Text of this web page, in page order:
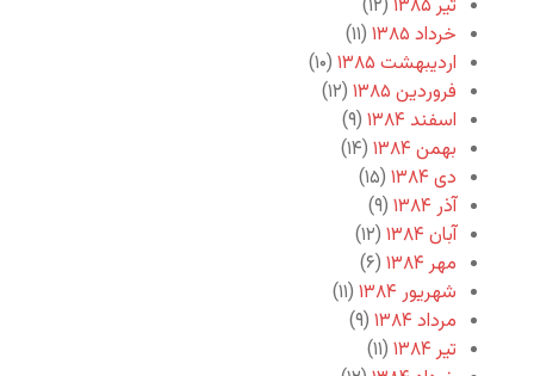
تیر ۱۳۸۵
(۱۲)
خرداد ۱۳۸۵
(۱۱)
اردیبهشت ۱۳۸۵
(۱۰)
فروردین ۱۳۸۵
(۱۲)
اسفند ۱۳۸۴
(۹)
بهمن ۱۳۸۴
(۱۴)
دی ۱۳۸۴
(۱۵)
آذر ۱۳۸۴
(۹)
آبان ۱۳۸۴
(۱۲)
مهر ۱۳۸۴
(۶)
شهریور ۱۳۸۴
(۱۱)
مرداد ۱۳۸۴
(۹)
تیر ۱۳۸۴
(۱۱)